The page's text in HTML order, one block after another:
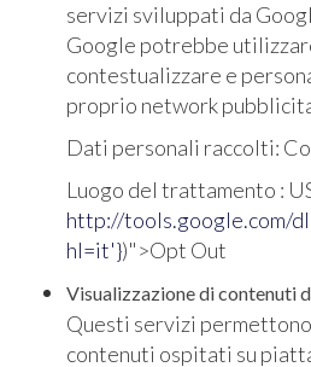
servizi sviluppati da
Google potrebbe
contestualizzare e
proprio network
Dati personali raccolti:
Luogo del trattamento :
http://tools.google.com/
hl=it'})">Opt Out
Visualizzazione di contenuti
Questi servizi
contenuti ospitati su